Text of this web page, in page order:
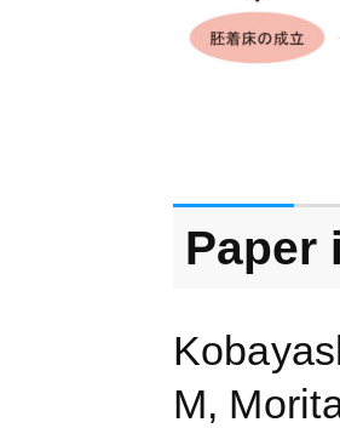
Paper
M,